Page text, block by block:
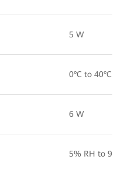
5 W
0°C to 40°C
6 W
5% RH to